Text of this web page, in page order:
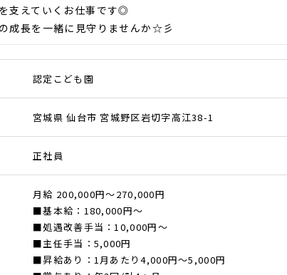
支えていくお仕事です◎
成長を一緒に見守りませんか☆彡
認定こども園
宮城県 仙台市 宮城野区岩切字高江38-1
正社員
月給 200,000円～270,000円
■基本給：180,000円～
■処遇改善手当：10,000円～
■主任手当：5,000円
■昇給あり：1月あたり4,000円～5,000円